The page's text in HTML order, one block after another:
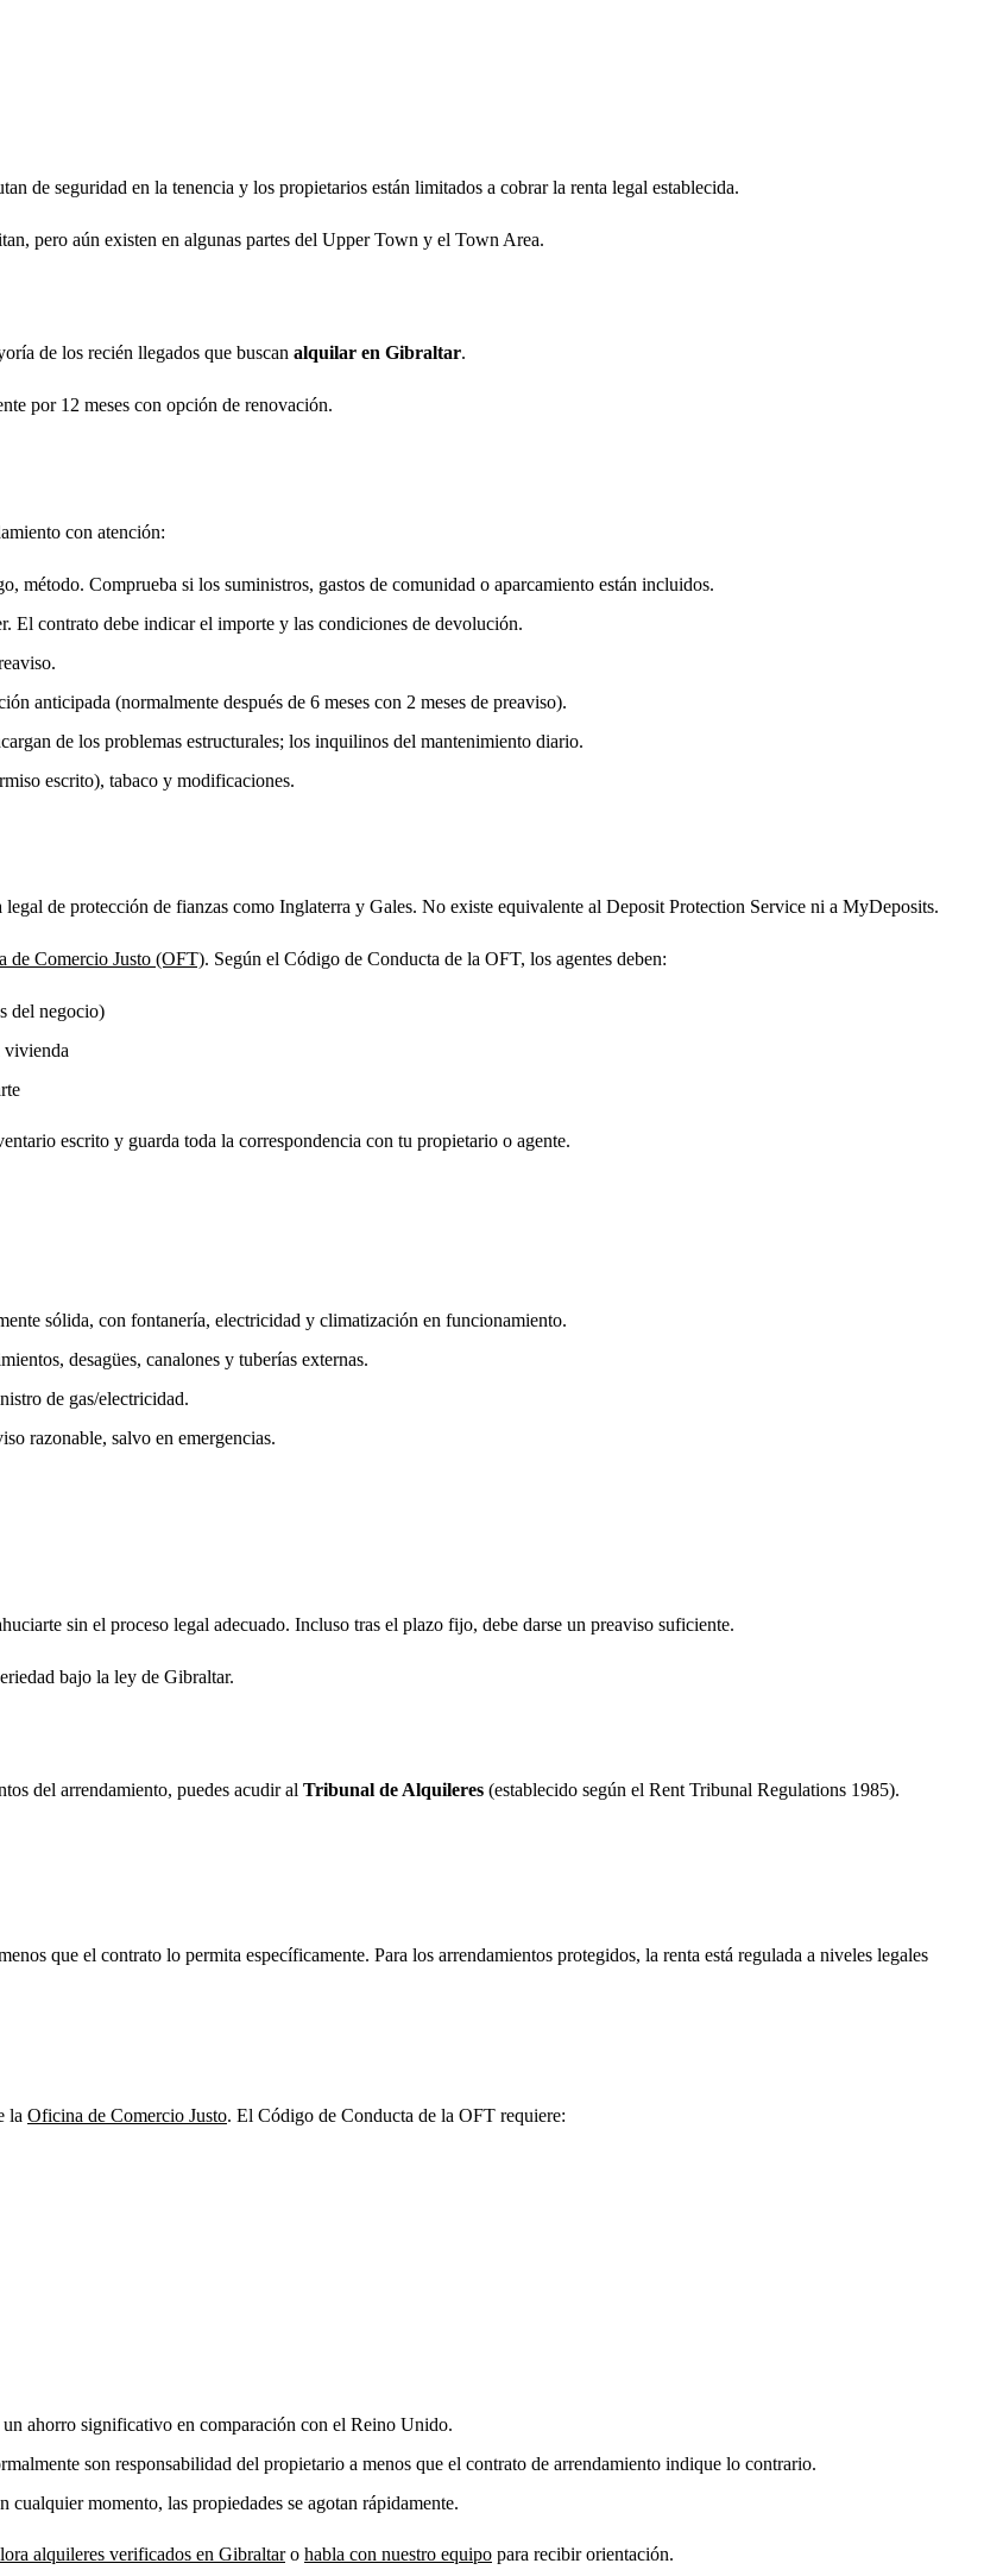
de seguridad en la tenencia y los propietarios están limitados a cobrar la renta legal establecida.
pero aún existen en algunas partes del Upper Town y el Town Area.
de los recién llegados que buscan alquilar en Gibraltar.
por 12 meses con opción de renovación.
con atención:
método. Comprueba si los suministros, gastos de comunidad o aparcamiento están incluidos.
El contrato debe indicar el importe y las condiciones de devolución.
anticipada (normalmente después de 6 meses con 2 meses de preaviso).
de los problemas estructurales; los inquilinos del mantenimiento diario.
escrito), tabaco y modificaciones.
legal de protección de fianzas como Inglaterra y Gales. No existe equivalente al Deposit Protection Service ni a MyDeposits.
de Comercio Justo (OFT). Según el Código de Conducta de la OFT, los agentes deben:
del negocio)
vivienda
escrito y guarda toda la correspondencia con tu propietario o agente.
sólida, con fontanería, electricidad y climatización en funcionamiento.
desagües, canalones y tuberías externas.
de gas/electricidad.
razonable, salvo en emergencias.
sin el proceso legal adecuado. Incluso tras el plazo fijo, debe darse un preaviso suficiente.
bajo la ley de Gibraltar.
del arrendamiento, puedes acudir al Tribunal de Alquileres (establecido según el Rent Tribunal Regulations 1985).
que el contrato lo permita específicamente. Para los arrendamientos protegidos, la renta está regulada a niveles legales
la Oficina de Comercio Justo. El Código de Conducta de la OFT requiere:
ahorro significativo en comparación con el Reino Unido.
son responsabilidad del propietario a menos que el contrato de arrendamiento indique lo contrario.
momento, las propiedades se agotan rápidamente.
alquileres verificados en Gibraltaro habla con nuestro equipo para recibir orientación.